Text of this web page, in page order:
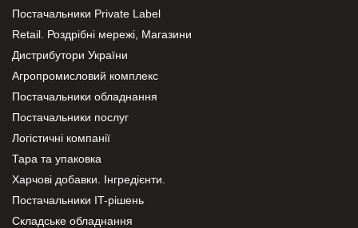
Постачальники Private Label
Retail. Роздрібні мережі, Магазини
Дистрибутори України
Агропромисловий комплекс
Постачальники обладнання
Постачальники послуг
Логістичні компанії
Тара та упаковка
Харчові добавки. Інгредієнти.
Постачальники IT-рішень
Складське обладнання